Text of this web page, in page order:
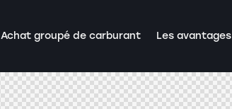
Achat groupé de carburant Les avantages